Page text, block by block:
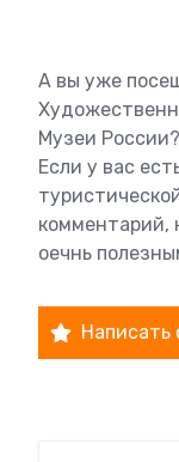
А вы уже
Музеи России?
Если у вас
комментарий,
оечнь
Написать